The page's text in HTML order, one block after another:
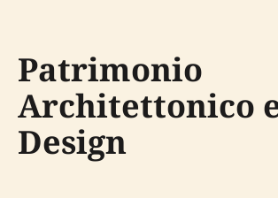
Patrimonio
Architettonico
Design